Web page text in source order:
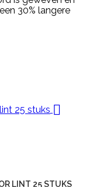
30% langere

LINT 25 STUKS